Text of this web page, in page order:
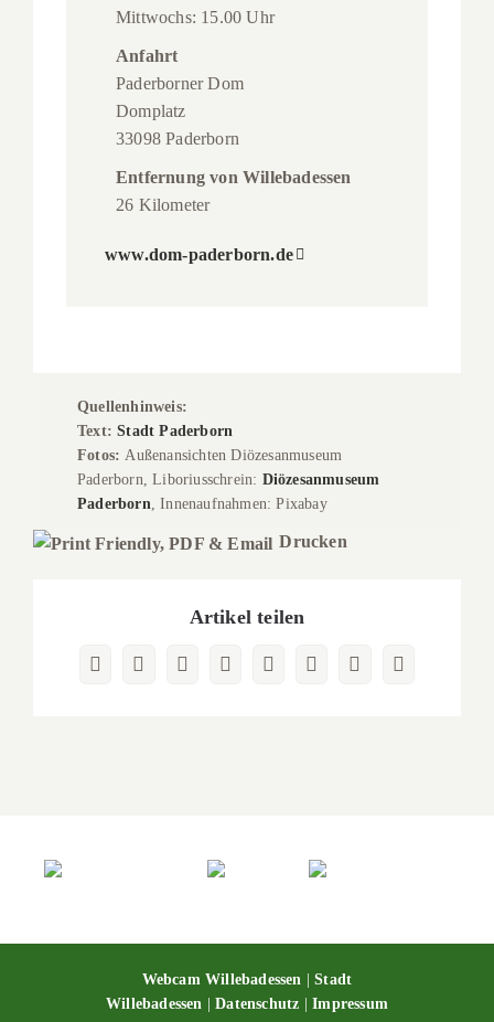
Mittwochs: 15.00 Uhr
Anfahrt
Paderborner Dom
Domplatz
33098 Paderborn
Entfernung von Willebadessen
26 Kilometer
www.dom-paderborn.de
Quellenhinweis:
Text:Stadt Paderborn
Fotos:AußenansichtenDiözesanmuseum
Paderborn, Liboriusschrein: Diözesanmuseum
Paderborn, Innenaufnahmen: Pixabay
Drucken
Artikel teilen
Facebook
X RedditLinkedInWhatsApp
Pinterest
Vk
E-
Webcam Willebadessen |Stadt
Willebadessen |Datenschutz |Impressum